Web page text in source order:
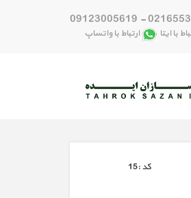
-
09123005619
با ایتا ارتباط با واتساپ
كد :15